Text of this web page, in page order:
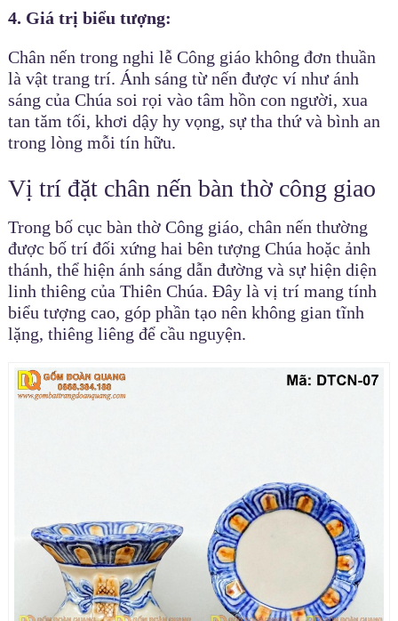
4. Giá trị biểu tượng:
Chân nến trong nghi lễ Công giáo không đơn thuần
là vật trang trí. Ánh sáng từ nến được ví như ánh
sáng của Chúa soi rọi vào tâm hồn con người, xua
tan tăm tối, khơi dậy hy vọng, sự tha thứ và bình an
trong lòng mỗi tín hữu.
Vị trí đặt chân nến bàn thờ công giao
Trong bố cục bàn thờ Công giáo, chân nến thường
được bố trí đối xứng hai bên tượng Chúa hoặc ảnh
thánh, thể hiện ánh sáng dẫn đường và sự hiện diện
linh thiêng của Thiên Chúa. Đây là vị trí mang tính
biểu tượng cao, góp phần tạo nên không gian tĩnh
lặng, thiêng liêng để cầu nguyện.